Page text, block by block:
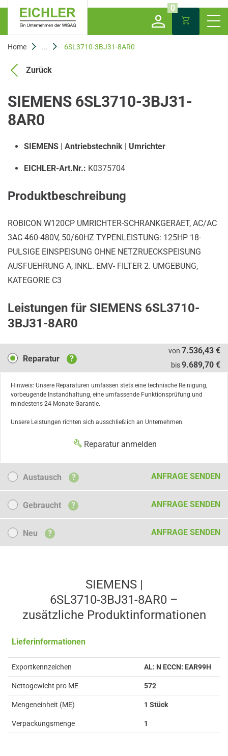
0
Home ... 6SL3710-3BJ31-8AR0
Zurück
SIEMENS 6SL3710-3BJ31-
8AR0
SIEMENS | Antriebstechnik | Umrichter
EICHLER-Art.Nr.: K0375704
Produktbeschreibung
ROBICON W120CP UMRICHTER-SCHRANKGERAET, AC/AC
3AC 460-480V, 50/60HZ TYPENLEISTUNG: 125HP 18-
PULSIGE EINSPEISUNG OHNE NETZRUECKSPEISUNG
AUSFUEHRUNG A, INKL. EMV- FILTER 2. UMGEBUNG,
KATEGORIE C3
Leistungen für SIEMENS 6SL3710-
3BJ31-8AR0
Reparatur
Reparatur ?
von 7.536,43 €
bis9.689,70 €
Hinweis: Unsere Reparaturen umfassen stets eine technische Reinigung,
vorbeugende Instandhaltung, eine umfassende Funktionsprüfung und
mindestens 24 Monate Garantie.
Unsere Leistungen richten sich ausschließlich an Unternehmen.
Reparatur anmelden
Austausch
Austausch ? ANFRAGE SENDEN
Gebraucht
Gebraucht ? ANFRAGE SENDEN
NeuNeu ? ANFRAGE SENDEN
SIEMENS |
6SL3710-3BJ31-8AR0 –
zusätzliche Produkt­informationen
Lieferinformationen
Exportkennzeichen AL: N ECCN: EAR99H
Nettogewicht pro ME 572
Mengeneinheit (ME) 1 Stück
Verpackungsmenge 1